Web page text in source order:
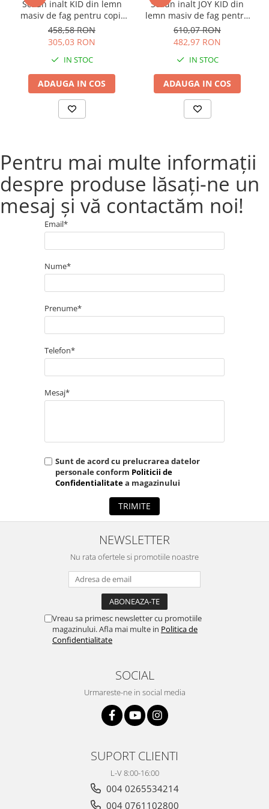
Alege Scaunul pentru copii Bucin Mob si ofera-i copilului
tau un loc confortabil si sigur unde sa se poata relaxa si
bucura de copilarie!
Comanda acum!
Scaun inalt KID din lemn
masiv de fag pentru copii
45x55 cm culoare natur
458,58 RON
305,03 RON
IN STOC
ADAUGA IN COS
Scaun inalt JOY KID din
lemn masiv de fag pentru
copii 45x62 cm culoare
natur
610,07 RON
482,97 RON
IN STOC
ADAUGA IN COS
Pentru mai multe informații
despre produse lăsați-ne un
mesaj și vă contactăm noi!
Email*
Nume*
Prenume*
Telefon*
Mesaj*
Sunt de acord cu prelucrarea datelor
personale conform Politicii de
Confidentialitatea magazinului
TRIMITE
NEWSLETTER
Nu rata ofertele si promotiile noastre
Vreau sa primesc newsletter cu promotiile
magazinului. Afla mai multe in Politica de
Confidentialitate
SOCIAL
Urmareste-ne in social media
SUPORT CLIENTI
L-V 8:00-16:00
004 0265534214
004 0761102800